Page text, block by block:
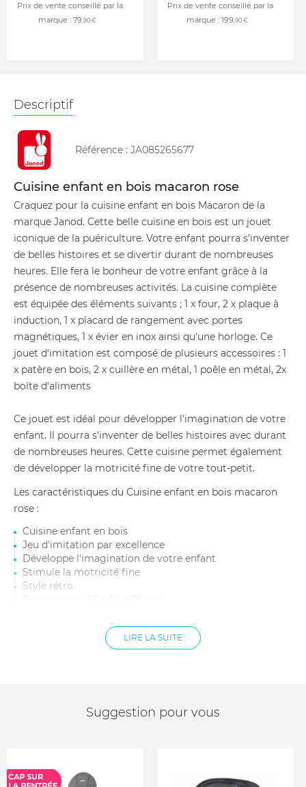
Prix de vente conseillé par la
marque : 79,90 €
Prix de vente conseillé par la
marque : 199,90 €
Descriptif
Référence : JA085265677
Cuisine enfant en bois macaron rose
Craquez pour la cuisine enfant en bois Macaron de la
marque Janod. Cette belle cuisine en bois est un jouet
iconique de la puériculture. Votre enfant pourra s'inventer
de belles histoires et se divertir durant de nombreuses
heures. Elle fera le bonheur de votre enfant grâce à la
présence de nombreuses activités. La cuisine complète
est équipée des éléments suivants ; 1 x four, 2 x plaque à
induction, 1 x placard de rangement avec portes
magnétiques, 1 x évier en inox ainsi qu'une horloge. Ce
jouet d'imitation est composé de plusieurs accessoires : 1
x patère en bois, 2 x cuillère en métal, 1 poêle en métal, 2x
boîte d'aliments
Ce jouet est idéal pour développer l'imagination de votre
enfant. Il pourra s'inventer de belles histoires avec durant
de nombreuses heures. Cette cuisine permet également
de développer la motricité fine de votre tout-petit.
Les caractéristiques du Cuisine enfant en bois macaron
rose :
Cuisine enfant en bois
Jeu d'imitation par excellence
Développe l'imagination de votre enfant
Stimule la motricité fine
Style rétro
LIRE LA SUITE
Suggestion pour vous